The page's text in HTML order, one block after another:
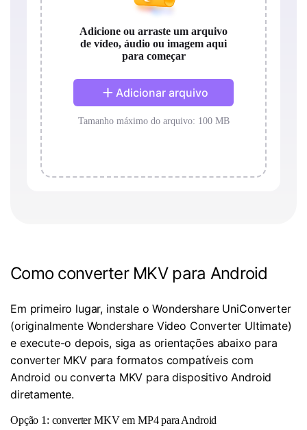
Como converter MKV para Android
Em primeiro lugar, instale o Wondershare UniConverter
(originalmente Wondershare Video Converter Ultimate)
e execute-o depois, siga as orientações abaixo para
converter MKV para formatos compatíveis com
Android ou converta MKV para dispositivo Android
diretamente.
Opção 1: converter MKV em MP4 para Android